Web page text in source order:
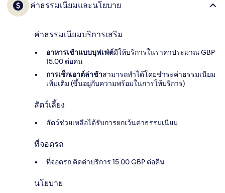
ค่าธรรมเนียมและนโยบาย
ค่าธรรมเนียมบริการเสริม
อาหารเช้าแบบบุฟเฟ่ต์มีให้บริการในราคาประมาณ GBP
15.00 ต่อคน
การเช็กเอาต์ล่าช้าสามารถทำได้โดยชำระค่าธรรมเนียม
เพิ่มเติม (ขึ้นอยู่กับความพร้อมในการให้บริการ)
สัตว์เลี้ยง
สัตว์ช่วยเหลือได้รับการยกเว้นค่าธรรมเนียม
ที่จอดรถ
ที่จอดรถ คิดค่าบริการ 15.00 GBP ต่อคืน
นโยบาย